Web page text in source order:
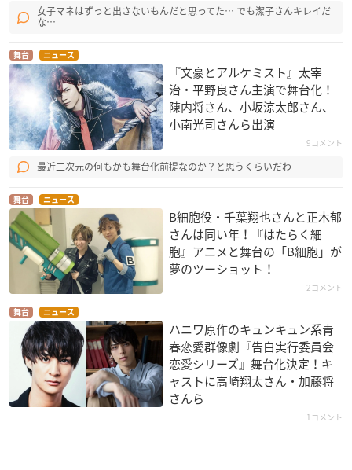
女子マネはずっと出さないもんだと思ってた… でも潔子さんキレイだ
な…
舞台 ニュース
『文豪とアルケミスト』太宰
治・平野良さん主演で舞台化！
陳内将さん、小坂涼太郎さん、
小南光司さんら出演
9コメント
最近二次元の何もかも舞台化前提なのか？と思うくらいだわ
舞台 ニュース
B細胞役・千葉翔也さんと正木郁
さんは同い年！『はたらく細
胞』アニメと舞台の「B細胞」が
夢のツーショット！
2コメント
舞台 ニュース
ハニワ原作のキュンキュン系青
春恋愛群像劇『告白実行委員会
恋愛シリーズ』舞台化決定！キ
ャストに高崎翔太さん・加藤将
さんら
1コメント